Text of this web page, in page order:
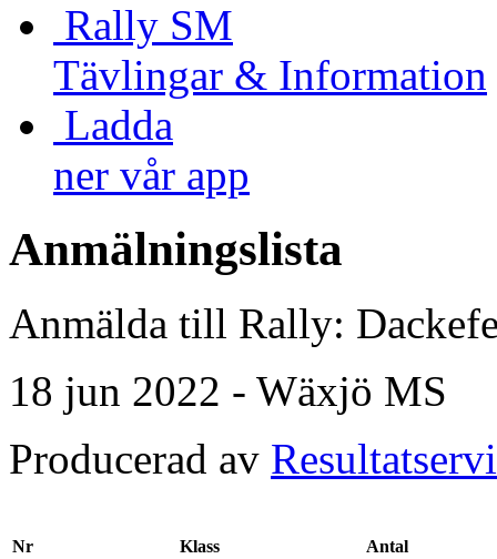
Rally SM
Tävlingar & Information
Ladda
ner vår app
Anmälningslista
Anmälda till Rally:
18 jun 2022 - Wäxjö MS
Producerad av
Nr Klass
Antal